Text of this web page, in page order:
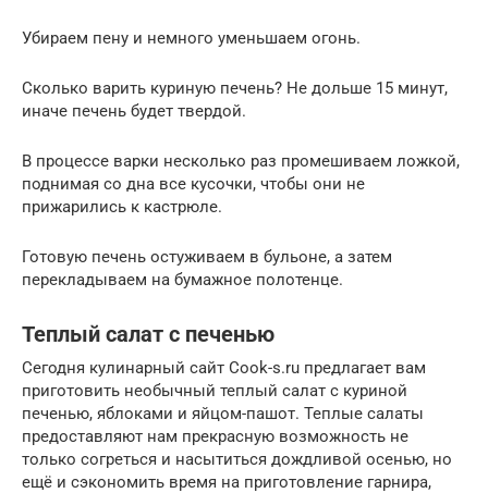
Убираем пену и немного уменьшаем огонь.
Сколько варить куриную печень? Не дольше 15 минут,
иначе печень будет твердой.
В процессе варки несколько раз промешиваем ложкой,
поднимая со дна все кусочки, чтобы они не
прижарились к кастрюле.
Готовую печень остуживаем в бульоне, а затем
перекладываем на бумажное полотенце.
Теплый салат с печенью
Сегодня кулинарный сайт Cook-s.ru предлагает вам
приготовить необычный теплый салат с куриной
печенью, яблоками и яйцом-пашот. Теплые салаты
предоставляют нам прекрасную возможность не
только согреться и насытиться дождливой осенью, но
ещё и сэкономить время на приготовление гарнира,